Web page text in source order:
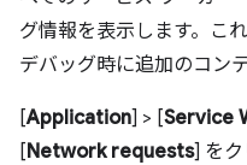
グ情報を表示します。こ
デバッグ時に追加のコン
[Application] > [Service
[Network requests] を